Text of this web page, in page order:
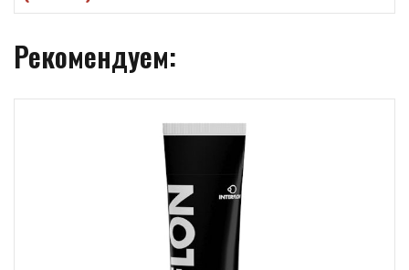
Рекомендуем: